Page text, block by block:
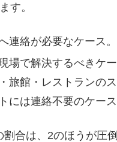
す。
連絡が必要なケース。
場で解決するべきケー
旅館・レストランの
には連絡不要のケース
合は、2のほうが圧